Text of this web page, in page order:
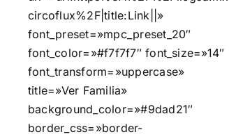
circoflux%2F|title:Link||»
font_preset=»mpc_preset_20″
font_color=»#f7f7f7″ font_size=»14″
font_transform=»uppercase»
title=»Ver Familia»
background_color=»#9dad21″
border_css=»border-